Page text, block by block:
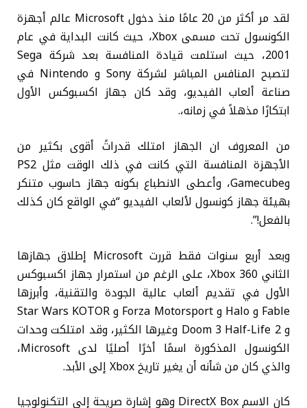
لقد مر أكثر من 20 عامًا منذ دخول Microsoft عالم أجهزة
الكونسول تحت مسمى Xbox، حيث كانت البداية في عام
2001، حيث استلمت قيادة المنافسة بعد شركة Sega
لتصبح المنافس المباشر لشركة Sony و Nintendo في
صناعة ألعاب الفيديو، وقد كان جهاز اكسبوكس الأول
ابتكارًا مذهلاً في زمانه،.
من المعروف ان الجهاز امتلك قدراتً أقوى بكثير من
الأجهزة المنافسة التي كانت في ذلك الوقت مثل PS2
وGamecube، وأعطى الانطباع بكونه جهاز حاسوب متنكر
بهيئة جهاز كونسول لألعاب الفيديو “في الواقع كان كذلك
بالفعل!”.
وبعد أربع سنوات فقط قررت Microsoft إطلاق جهازها
الثاني Xbox 360، على الرغم من استمرار جهاز اكسبوكس
الأول في تقديم ألعاب عالية الجودة والتقنية، وأبرزها
Fable و Halo و Forza Motorsport و Star Wars KOTOR
و Doom 3 Half-Life 2 وغيرها الكثير، وقد امتلكت وحدات
الكونسول المذكورة اسمًا أخرًا أصليًا لدى Microsoft،
والذي كان من شأنه أن يغير تاريخ Xbox إلى الأبد.
كان الاسم DirectX Box وهو إشارة صريحة إلى التكنولوجيا